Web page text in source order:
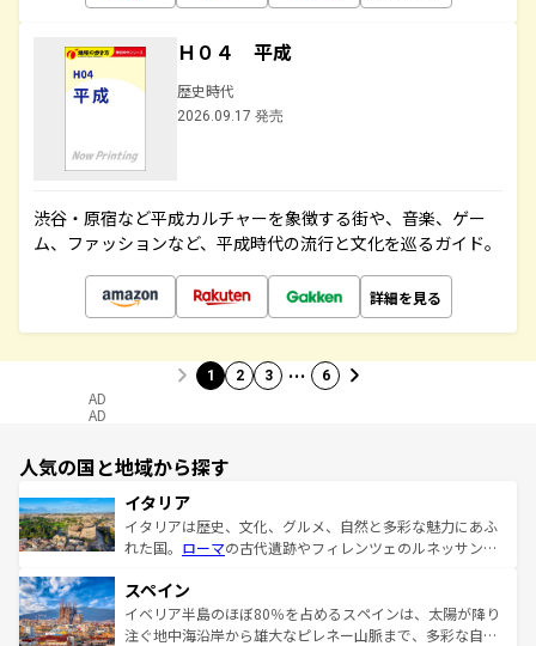
Ｈ０４ 平成
歴史時代
2026.09.17 発売
渋谷・原宿など平成カルチャーを象徴する街や、音楽、ゲー
ム、ファッションなど、平成時代の流行と文化を巡るガイド。
詳細を見る
1 2 3 … 6
AD
AD
人気の国と地域から探す
イタリア
イタリアは歴史、文化、グルメ、自然と多彩な魅力にあふ
れた国。 ローマの古代遺跡やフィレンツェのルネッサンス
ろん、トスカーナの美しい田園風景やアマルフィ海岸の絶
景など、自然景観も見逃せない。観光の合間には、本場の
ピザやパスタなど、絶品のイタリア料理を堪能することも
スペイン
イベリア半島のほぼ80％を占めるスペインは、太陽が降り
注ぐ地中海沿岸から雄大なピレネー山脈まで、多彩な自然